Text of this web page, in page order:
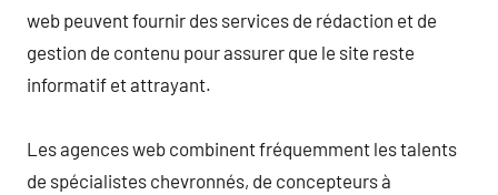
web peuvent fournir des services de rédaction et de
gestion de contenu pour assurer que le site reste
informatif et attrayant.
Les agences web combinent fréquemment les talents
de spécialistes chevronnés, de concepteurs à